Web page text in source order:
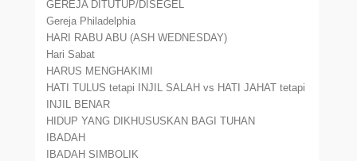
GEREJA DITUTUP/DISEGEL
Gereja Philadelphia
HARI RABU ABU (ASH WEDNESDAY)
Hari Sabat
HARUS MENGHAKIMI
HATI TULUS tetapi INJIL SALAH vs HATI JAHAT tetapi
INJIL BENAR
HIDUP YANG DIKHUSUSKAN BAGI TUHAN
IBADAH
IBADAH SIMBOLIK